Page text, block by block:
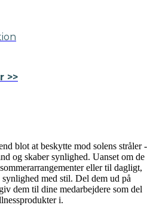
>>
blot at beskytte mod solens stråler -
og skaber synlighed. Uanset om de
eller til dagligt,
med stil. Del dem ud på
dem til dine medarbejdere som del
i.